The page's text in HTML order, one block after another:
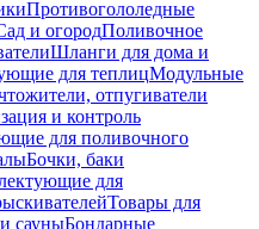
Противогололедные
и огородПоливочное
Шланги для дома и
для теплицМодульные
отпугиватели
и контроль
для поливочного
Бочки, баки
для
Товары для
сауныБондарные